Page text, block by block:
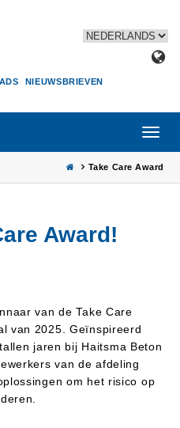
NIEUWSBRIEVEN
Take Care Award
Award!
van de Take Care
van 2025. Geïnspireerd
jaren bij Haitsma Beton
van de afdeling
om het risico op